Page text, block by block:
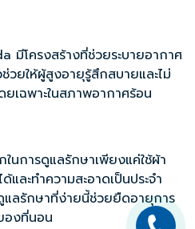
มีโครงสร้างที่ช่วยระบายอากาศ
วยให้ผู้สูงอายุรู้สึกสบายและไม่
ยเฉพาะในสภาพอากาศร้อน
นการดูแลรักษาเพียงแค่ใช้ผ้า
ละทำความสะอาดเป็นประจำ
แลรักษาที่ง่ายนี้ช่วยยืดอายุการ
องที่นอน